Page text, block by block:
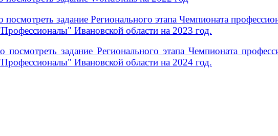
посмотреть задание Регионального этапа Чемпионата
Ивановской области на 2023 год.
посмотреть задание Регионального этапа Чемпионата
Ивановской области на 2024 год.